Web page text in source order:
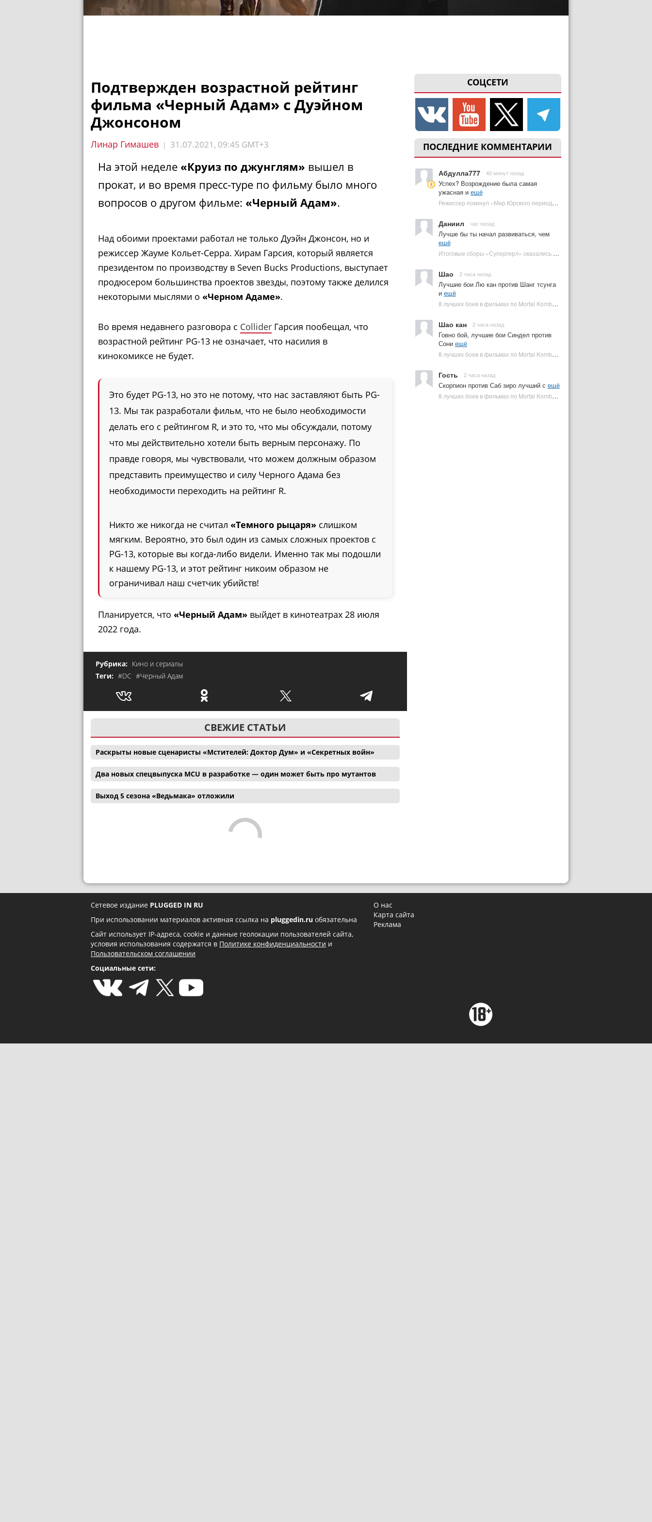
СОЦСЕТИ
ПОСЛЕДНИЕ КОММЕНТАРИИ
Абдулла777 40 минут назад
Успех? Возрождение была самая
ужасная и ещё
Режиссер покинул «Мир Юрского периода 5» | Plugged In Ru
Даниил час назад
Лучше бы ты начал развиваться, чем
ещё
Итоговые сборы «Супергерл» оказались худшими для DC за два десятилетия | Plugged In Ru
Шао 2 часа назад
Лучшие бои Лю кан против Шанг тсунга
и ещё
8 лучших боев в фильмах по Mortal Kombat: от «Смертельной битвы» до «Мортал Комбат 2» | Plugged In Ru
Шао кан 2 часа назад
Говно бой, лучшие бои Синдел против
Сони ещё
8 лучших боев в фильмах по Mortal Kombat: от «Смертельной битвы» до «Мортал Комбат 2» | Plugged In Ru
Гость 2 часа назад
Скорпион против Саб зиро лучший с ещё
8 лучших боев в фильмах по Mortal Kombat: от «Смертельной битвы» до «Мортал Комбат 2» | Plugged In Ru
Подтвержден возрастной рейтинг
фильма «Черный Адам» с Дуэйном
Джонсоном
Линар Гимашев | 31.07.2021, 09:45 GMT+3
На этой неделе «Круиз по джунглям» вышел в
прокат, и во время пресс-туре по фильму было много
вопросов о другом фильме: «Черный Адам».
Над обоими проектами работал не только Дуэйн Джонсон, но и
режиссер Жауме Кольет-Серра. Хирам Гарсия, который является
президентом по производству в Seven Bucks Productions, выступает
продюсером большинства проектов звезды, поэтому также делился
некоторыми мыслями о «Черном Адаме».
Во время недавнего разговора с Collider Гарсия пообещал, что
возрастной рейтинг PG-13 не означает, что насилия в
кинокомиксе не будет.
Это будет PG-13, но это не потому, что нас заставляют быть PG-
13. Мы так разработали фильм, что не было необходимости
делать его с рейтингом R, и это то, что мы обсуждали, потому
что мы действительно хотели быть верным персонажу. По
правде говоря, мы чувствовали, что можем должным образом
представить преимущество и силу Черного Адама без
необходимости переходить на рейтинг R.
Никто же никогда не считал «Темного рыцаря» слишком
мягким. Вероятно, это был один из самых сложных проектов с
PG-13, которые вы когда-либо видели. Именно так мы подошли
к нашему PG-13, и этот рейтинг никоим образом не
ограничивал наш счетчик убийств!
Планируется, что «Черный Адам» выйдет в кинотеатрах 28 июля
2022 года.
Рубрика: Кино и сериалы
Теги: #DC #Черный Адам
СВЕЖИЕ СТАТЬИ
Раскрыты новые сценаристы «Мстителей: Доктор Дум» и «Секретных войн»
Два новых спецвыпуска MCU в разработке — один может быть про мутантов
Выход 5 сезона «Ведьмака» отложили
Сетевое издание PLUGGED IN RU
При использовании материалов активная ссылка на pluggedin.ru обязательна
Сайт использует IP-адреса, cookie и данные геолокации пользователей сайта,
условия использования содержатся в Политике конфиденциальности и
Пользовательском соглашении
Социальные сети:
О нас
Карта сайта
Реклама